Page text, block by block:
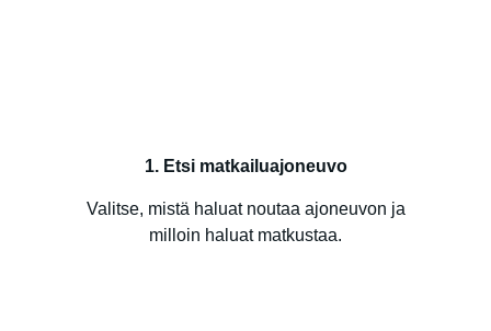
1. Etsi matkailuajoneuvo
Valitse, mistä haluat noutaa ajoneuvon ja
milloin haluat matkustaa.